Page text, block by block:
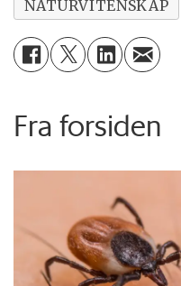
NATURVITENSKAP
Fra forsiden